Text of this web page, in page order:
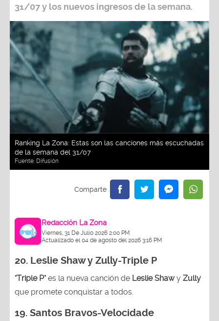
31/07y los nuevos ingresos de la semana.
Ranking La Zona: Estas son las canciones más escuchadas
de la semana del 31/07
Fuente: Difusión
Redacción La Zona
Viernes, 31 De Julio 2026 2:00 PM
Actualizado el 04 de agosto del 2026 3:16 PM
20. Leslie Shaw y Zully-Triple P
"Triple P"es la nueva canción de Leslie Shawy Zully
que promete conquistar a todos.
19. Santos Bravos-Velocidade